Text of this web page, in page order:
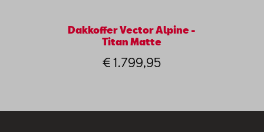
Dakkoffer Vector Alpine -
Titan Matte
€ 1.799,95